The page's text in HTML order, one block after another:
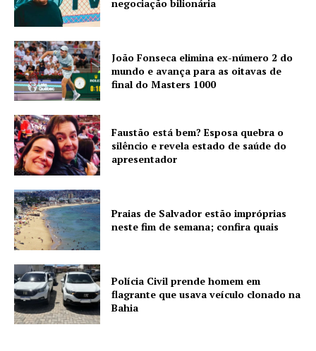
negociação bilionária
João Fonseca elimina ex-número 2 do
mundo e avança para as oitavas de
final do Masters 1000
Faustão está bem? Esposa quebra o
silêncio e revela estado de saúde do
apresentador
Praias de Salvador estão impróprias
neste fim de semana; confira quais
Polícia Civil prende homem em
flagrante que usava veículo clonado na
Bahia